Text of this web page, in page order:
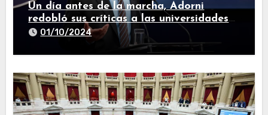
Un día antes de la marcha, Adorni
redobló sus críticas a las universidades
nacionales
01/10/2024